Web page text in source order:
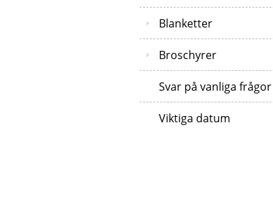
Blanketter
Broschyrer
Svar på vanliga frågor
Viktiga datum